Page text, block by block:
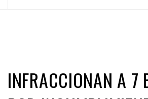
INFRACCIONAN A 7